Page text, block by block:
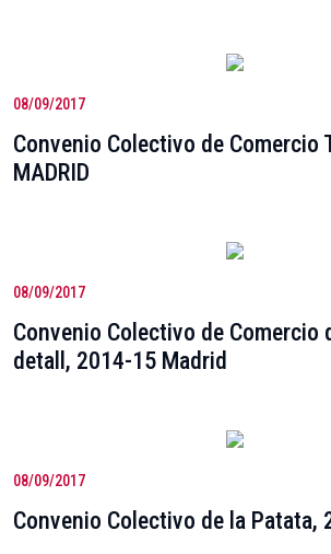
08/09/2017
Convenio Colectivo de Comercio
MADRID
08/09/2017
Convenio Colectivo de Comercio
detall, 2014-15 Madrid
08/09/2017
Convenio Colectivo de la Patata,